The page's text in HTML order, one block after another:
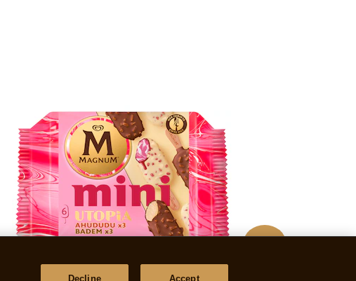
Decline Accept